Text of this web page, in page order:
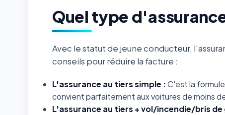
Quel type
Avec le statut de jeune conducteur,
conseils pour réduire la facture :
L'assurance au tiers simple :C'est la
convient parfaitement aux voitures de moins
L'assurance au tiers + vol/incendie/bris de